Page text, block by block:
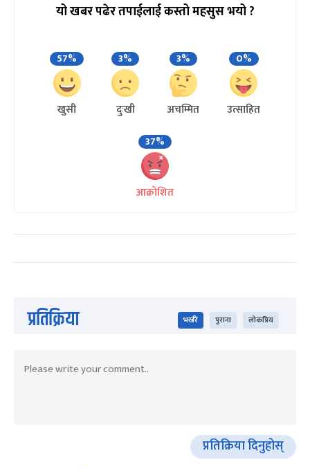
यो खबर पढेर तपाईलाई कस्तो महसुस भयो ?
57%
खुसी
3%
दुःखी
3%
अचम्मित
0%
उत्साहित
37%
आक्रोशित
प्रतिक्रिया भर्खरै पुराना लोकप्रिय
प्रतिक्रिया दिनुहोस्